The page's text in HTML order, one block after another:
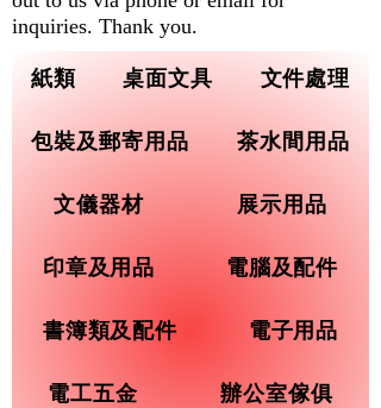
紙類 桌面文具 文件處理
包裝及郵寄用品 茶水間用品
文儀器材 展示用品
印章及用品 電腦及配件
書簿類及配件 電子用品
電工五金 辦公室傢俱
inquiries. Thank you.